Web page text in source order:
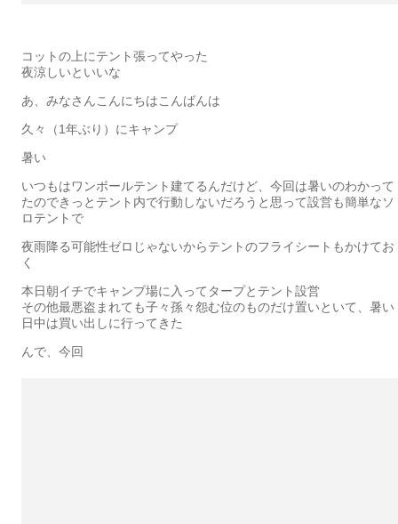
コットの上にテント張ってやった
夜涼しいといいな
あ、みなさんこんにちはこんばんは
久々（1年ぶり）にキャンプ
暑い
いつもはワンポールテント建てるんだけど、今回は暑いのわかって
たのできっとテント内で行動しないだろうと思って設営も簡単なソ
ロテントで
夜雨降る可能性ゼロじゃないからテントのフライシートもかけてお
く
本日朝イチでキャンプ場に入ってタープとテント設営
その他最悪盗まれても子々孫々怨む位のものだけ置いといて、暑い
日中は買い出しに行ってきた
んで、今回